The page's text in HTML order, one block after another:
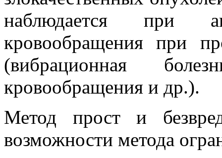
наблюдается при
кровообращения при
(вибрационная
кровообращения и др.).
Метод прост и
возможности метода